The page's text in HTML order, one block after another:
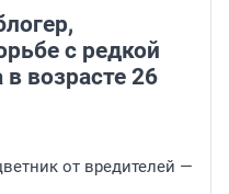
с редкой
возрасте 26
от вредителей —